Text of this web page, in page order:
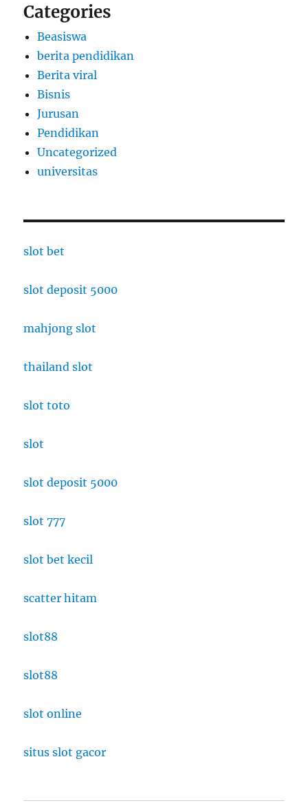
Categories
Beasiswa
berita pendidikan
Berita viral
Bisnis
Jurusan
Pendidikan
Uncategorized
universitas
slot bet
slot deposit 5000
mahjong slot
thailand slot
slot toto
slot
slot deposit 5000
slot 777
slot bet kecil
scatter hitam
slot88
slot88
slot online
situs slot gacor